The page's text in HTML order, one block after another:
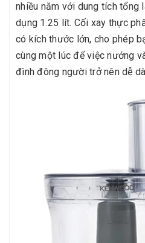
nhiều năm với dung tích tổng
dụng 1.25 lít. Cối xay thực
có kích thước lớn, cho phép
cùng một lúc để việc nướng
đình đông người trở nên dễ